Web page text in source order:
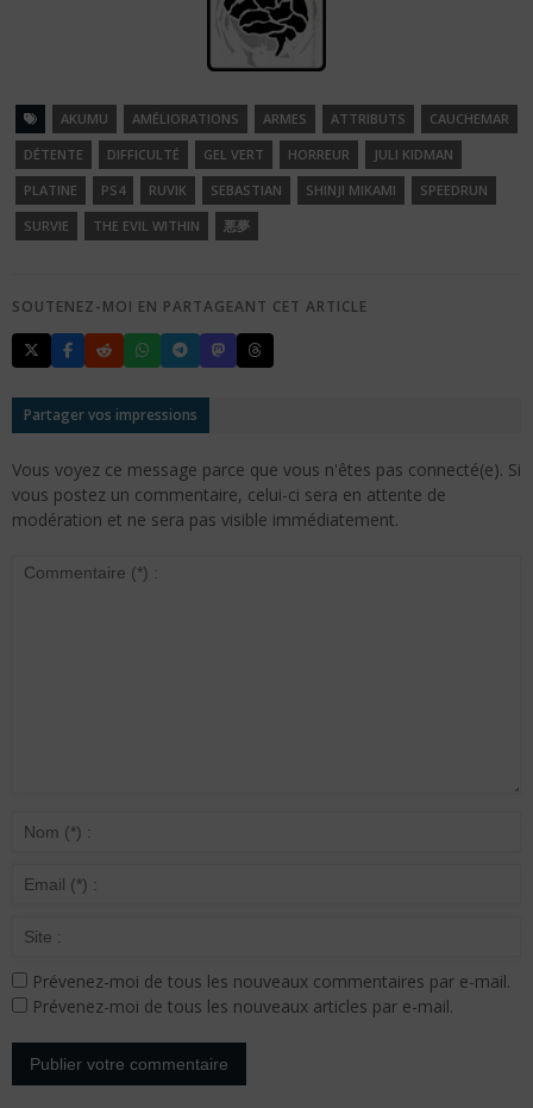
AKUMU AMÉLIORATIONS ARMES ATTRIBUTS
CAUCHEMAR
DÉTENTE
DIFFICULTÉ GEL VERT HORREUR
JULI KIDMAN
PLATINE
PS4 RUVIK SEBASTIAN SHINJI MIKAMI
SPEEDRUN
SURVIE
THE EVIL WITHIN 悪夢
SOUTENEZ-MOI EN PARTAGEANT CET ARTICLE
Partager vos impressions
Vous voyez ce message parce que vous n'êtes pas connecté(e). Si
vous postez un commentaire, celui-ci sera en attente de
modération et ne sera pas visible immédiatement.
Prévenez-moi de tous les nouveaux commentaires par e-mail.
Prévenez-moi de tous les nouveaux articles par e-mail.